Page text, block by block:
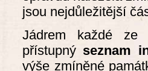
jsou nejdůležitější
Jádrem každé ze
přístupný seznam
výše zmíněné